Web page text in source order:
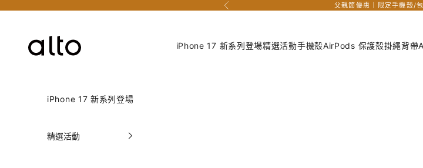
上一個 父親節優惠｜限定手機殼/
iPhone 17 新系列登場精選活動手機殼AirPods 保護殼掛繩背帶
iPhone 17 新系列登場
精選活動